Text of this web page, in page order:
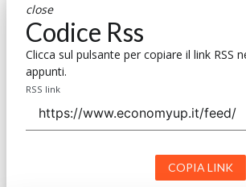
close
Codice Rss
Clicca sul pulsante per copiare il link RSS
appunti.
RSS link
COPIA LINK